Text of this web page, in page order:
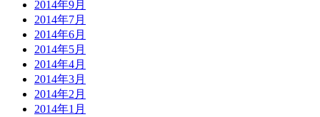
2014年9月
2014年7月
2014年6月
2014年5月
2014年4月
2014年3月
2014年2月
2014年1月